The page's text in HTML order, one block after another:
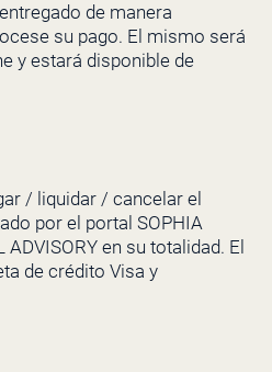
de manera
su pago. El mismo será
y estará disponible de
/ liquidar / cancelar el
por el portal SOPHIA
ADVISORY en su totalidad. El
de crédito Visa y